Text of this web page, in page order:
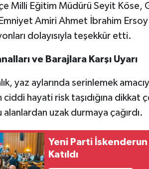
Milli Eğitim Müdürü Seyit Köse,
Amiri Ahmet İbrahim
dolayısıyla teşekkür etti.
ve Barajlara Karşı Uyarı
yaz aylarında serinlemek
ciddi hayati risk taşıdığına dikkat
uzak durmaya çağırdı.
Yeni Parti İskenderun
Katıldı